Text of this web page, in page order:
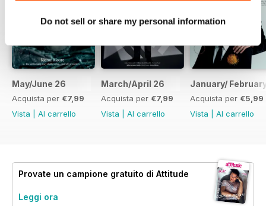
Do not sell or share my personal information
May/June 26
Acquista per €7,99
Vista
Al carrello
March/April 26
Acquista per €7,99
Vista
Al carrello
January/
Acquista per €5,99
Vista
Al carrello
Provate un campione gratuito di Attitude
Leggi ora